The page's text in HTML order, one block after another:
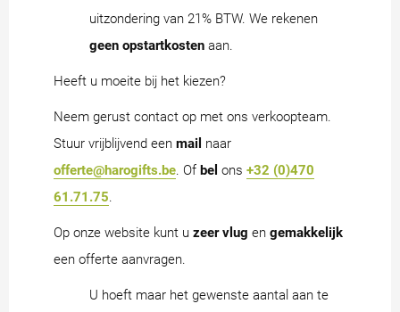
uitzondering van 21% BTW. We rekenen
geen opstartkosten aan.
Heeft u moeite bij het kiezen?
Neem gerust contact op met ons verkoopteam.
Stuur vrijblijvend een mail naar
offerte@harogifts.be. Of bel ons +32 (0)470
61.71.75.
Op onze website kunt u zeer vlug en gemakkelijk
een offerte aanvragen.
U hoeft maar het gewenste aantal aan te